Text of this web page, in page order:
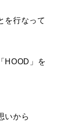
を行なって
HOOD」を
いから